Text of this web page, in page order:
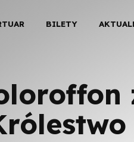
BILETY